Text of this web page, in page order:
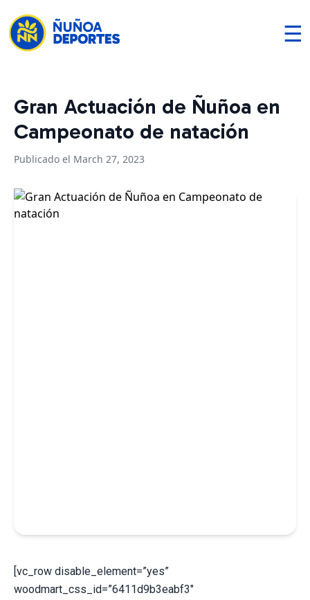
☰
Gran Actuación de Ñuñoa en
Campeonato de natación
Publicado el March 27, 2023
[vc_row disable_element=”yes”
woodmart_css_id=”6411d9b3eabf3″